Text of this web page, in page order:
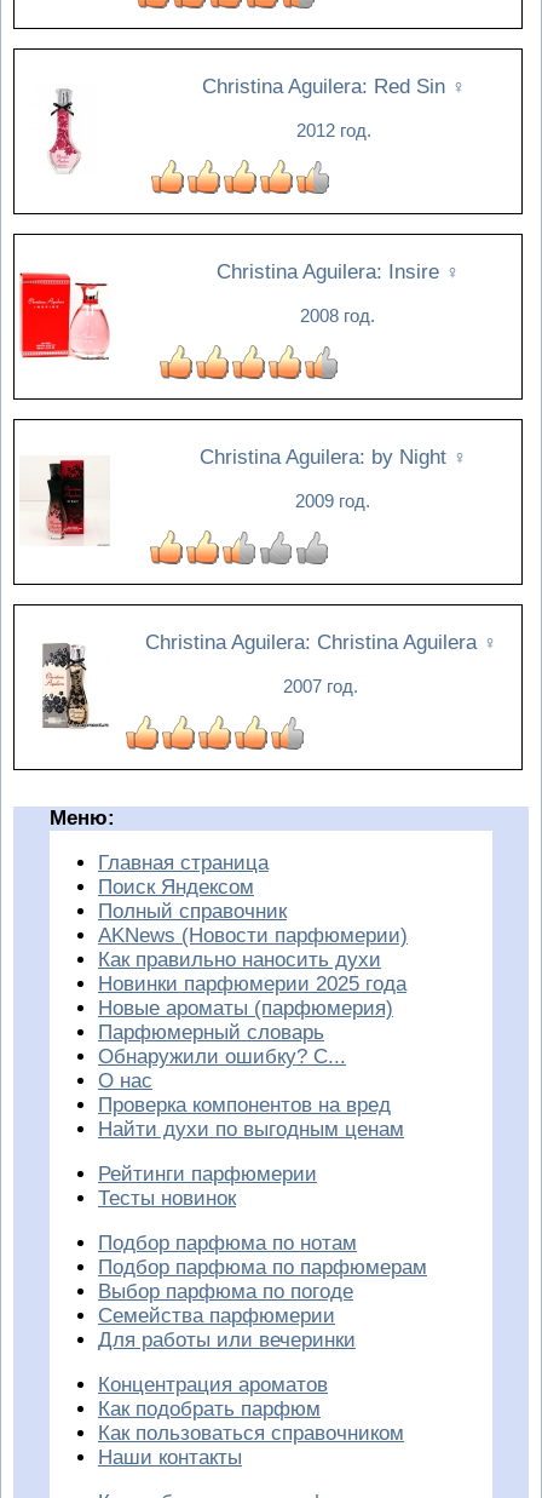
Christina Aguilera: Red Sin ♀
2012 год.
Christina Aguilera: Insire ♀
2008 год.
Christina Aguilera: by Night ♀
2009 год.
Christina Aguilera: Christina Aguilera ♀
2007 год.
Меню:
Главная страница
Поиск Яндексом
Полный справочник
AKNews (Новости парфюмерии)
Как правильно наносить духи
Новинки парфюмерии 2025 года
Новые ароматы (парфюмерия)
Парфюмерный словарь
Обнаружили ошибку? С...
О нас
Проверка компонентов на вред
Найти духи по выгодным ценам
Рейтинги парфюмерии
Тесты новинок
Подбор парфюма по нотам
Подбор парфюма по парфюмерам
Выбор парфюма по погоде
Семейства парфюмерии
Для работы или вечеринки
Концентрация ароматов
Как подобрать парфюм
Как пользоваться справочником
Наши контакты